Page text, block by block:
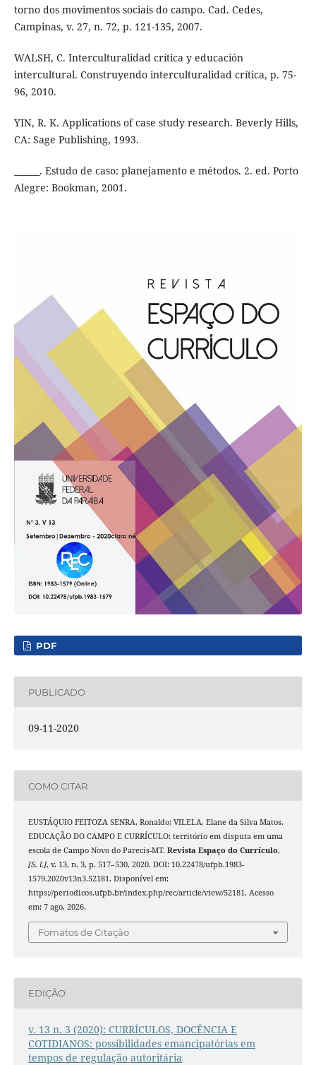
torno dos movimentos sociais do campo. Cad. Cedes,
Campinas, v. 27, n. 72, p. 121-135, 2007.
WALSH, C. Interculturalidad crítica y educación
intercultural. Construyendo interculturalidad crítica, p. 75-
96, 2010.
YIN, R. K. Applications of case study research. Beverly Hills,
CA: Sage Publishing, 1993.
______. Estudo de caso: planejamento e métodos. 2. ed. Porto
Alegre: Bookman, 2001.
PDF
PUBLICADO
09-11-2020
COMO CITAR
EUSTÁQUIO FEITOZA SENRA, Ronaldo; VILELA, Elane da Silva Matos.
EDUCAÇÃO DO CAMPO E CURRÍCULO: território em disputa em uma
escola de Campo Novo do Parecis-MT. Revista Espaço do Currículo,
[S. l.], v. 13, n. 3, p. 517–530, 2020. DOI: 10.22478/ufpb.1983-
1579.2020v13n3.52181. Disponível em:
https://periodicos.ufpb.br/index.php/rec/article/view/52181. Acesso
em: 7 ago. 2026.
Fomatos de Citação
EDIÇÃO
v. 13 n. 3 (2020): CURRÍCULOS, DOCÊNCIA E
COTIDIANOS: possibilidades emancipatórias em
tempos de regulação autoritária